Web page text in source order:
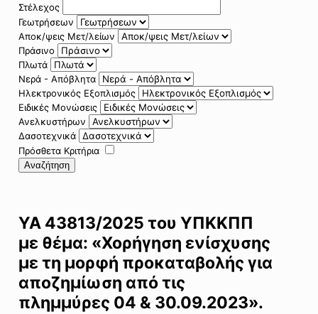
Στέλεχος
Γεωτρήσεων
Αποκ/ψεις Μετ/λείων
Πράσινο
Πλωτά
Νερά - Απόβλητα
Ηλεκτρονικός Εξοπλισμός
Ειδικές Μονώσεις
Ανελκυστήρων
Δασοτεχνικά
Πρόσθετα Κριτήρια
Αναζήτηση
ΥΑ 43813/2025 του ΥΠΚΚΠΠ
με θέμα: «Χορήγηση ενίσχυσης
με τη μορφή προκαταβολής για
αποζημίωση από τις
πλημμύρες 04 & 30.09.2023».